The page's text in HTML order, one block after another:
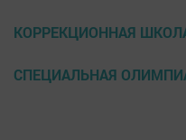
КОРРЕКЦИОННАЯ
СПЕЦИАЛЬНАЯ